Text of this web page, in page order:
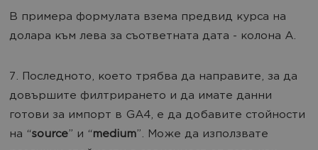
В примера формулата взема предвид курса на
долара към лева за съответната дата - колона А.
7. Последното, което трябва да направите, за да
довършите филтрирането и да имате данни
готови за импорт в GA4, е да добавите стойности
на “source” и “medium”. Може да използвате